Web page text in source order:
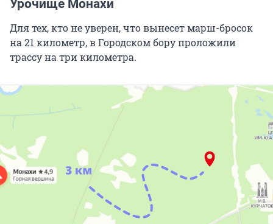
Урочище Монахи
Для тех, кто не уверен, что вынесет марш-бросок
на 21 километр, в Городском бору проложили
трассу на три километра.